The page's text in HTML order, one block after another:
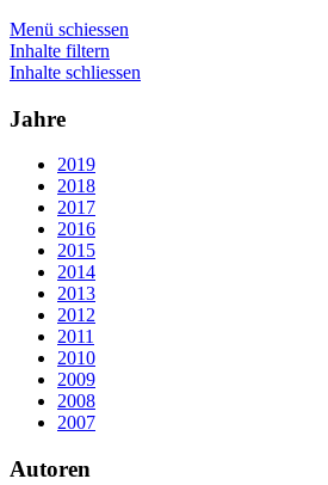
Menü schiessen
Inhalte filtern
Inhalte schliessen
Jahre
2019
2018
2017
2016
2015
2014
2013
2012
2011
2010
2009
2008
2007
Autoren